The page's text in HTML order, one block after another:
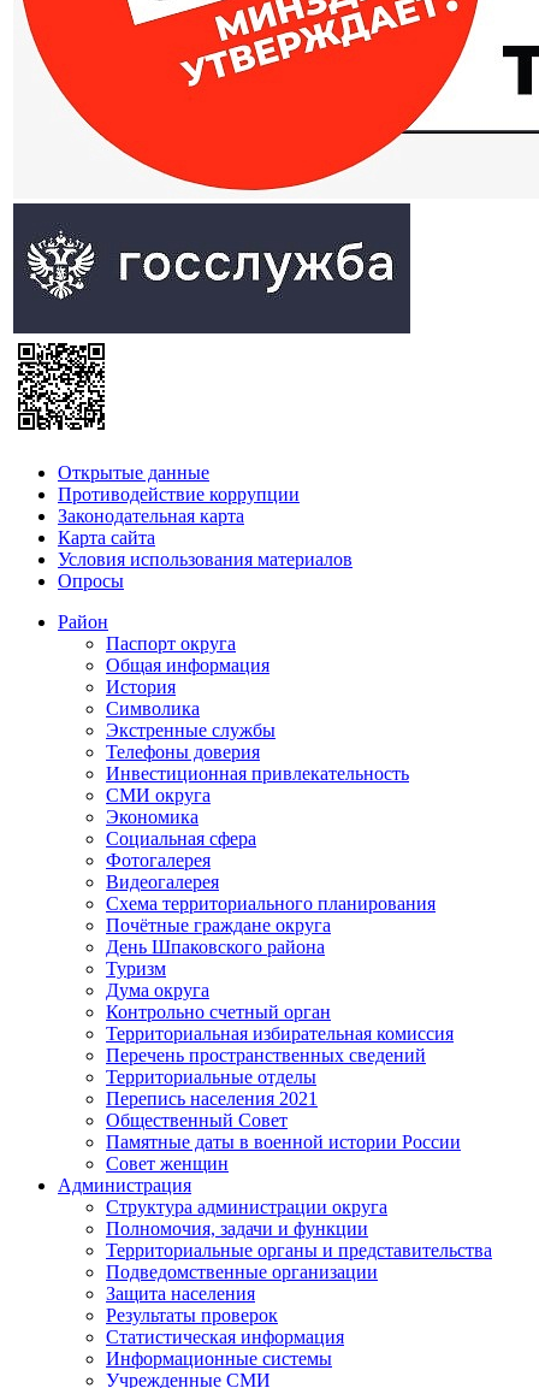
Открытые данные
Противодействие коррупции
Законодательная карта
Карта сайта
Условия использования материалов
Опросы
Район
Паспорт округа
Общая информация
История
Символика
Экстренные службы
Телефоны доверия
Инвестиционная привлекательность
СМИ округа
Экономика
Социальная сфера
Фотогалерея
Видеогалерея
Схема территориального планирования
Почётные граждане округа
День Шпаковского района
Туризм
Дума округа
Контрольно счетный орган
Территориальная избирательная комиссия
Перечень пространственных сведений
Территориальные отделы
Перепись населения 2021
Общественный Совет
Памятные даты в военной истории России
Совет женщин
Администрация
Структура администрации округа
Полномочия, задачи и функции
Территориальные органы и представительства
Подведомственные организации
Защита населения
Результаты проверок
Статистическая информация
Информационные системы
Учрежденные СМИ